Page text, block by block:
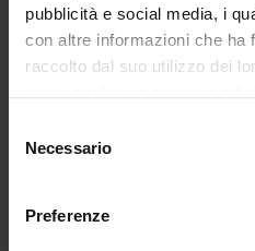
pubblicità e social media, i
con altre informazioni che ha
raccolto dal suo utilizzo dei
delNecessario
Preferenze
i furti. L'altra notte le
controllo e il sistema di
in allerta la centrale